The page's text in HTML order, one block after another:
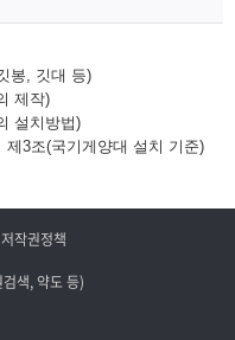
봉, 깃대 등)
제작)
설치방법)
제3조(국기게양대 설치 기준)
저작권정책
색, 약도 등)